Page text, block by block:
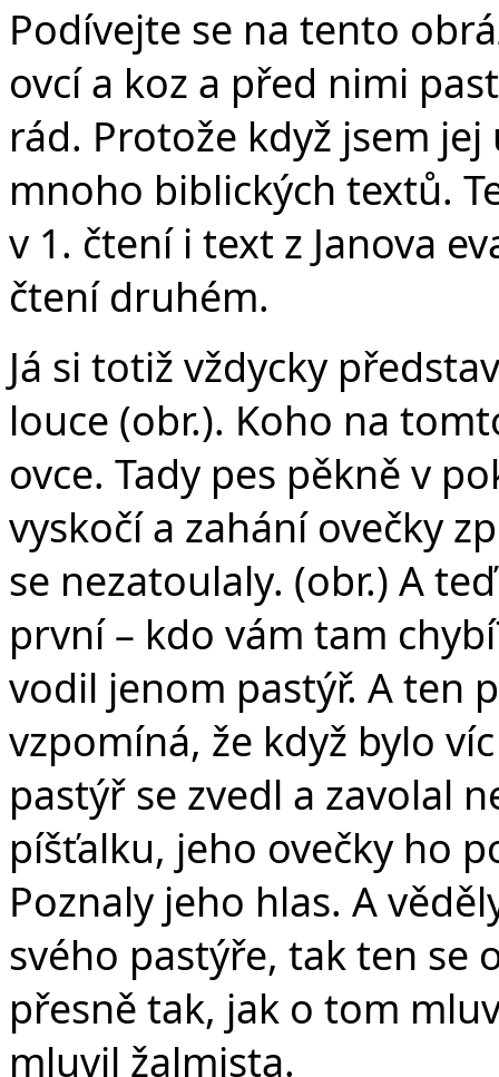
Podívejte se na tento
ovcí a koz a před nimi
rád. Protože když jsem
mnoho biblických textů.
v 1. čtení i text z Janova
čtení druhém.
Já si totiž vždycky
louce (obr.). Koho na
ovce. Tady pes pěkně v
vyskočí a zahání ovečky
se nezatoulaly. (obr.) A
první – kdo vám tam
vodil jenom pastýř. A ten
vzpomíná, že když bylo
pastýř se zvedl a zavolal
píšťalku, jeho ovečky ho
Poznaly jeho hlas. A
svého pastýře, tak ten se
přesně tak, jak o tom
mluvil žalmista.